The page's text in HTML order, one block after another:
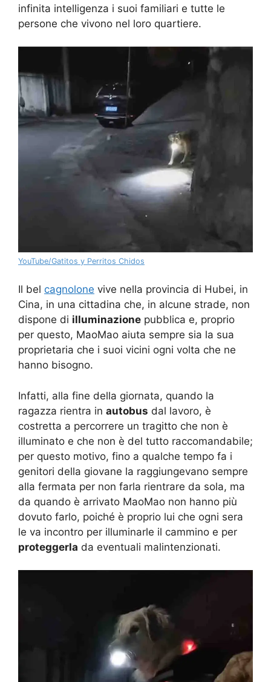
infinita intelligenza i suoi familiari e tutte le
persone che vivono nel loro quartiere.
YouTube/Gatitos y Perritos Chidos
Il bel cagnolone vive nella provincia di Hubei, in
Cina, in una cittadina che, in alcune strade, non
dispone di illuminazione pubblica e, proprio
per questo, MaoMao aiuta sempre sia la sua
proprietaria che i suoi vicini ogni volta che ne
hanno bisogno.
Infatti, alla fine della giornata, quando la
ragazza rientra in autobus dal lavoro, è
costretta a percorrere un tragitto che non è
illuminato e che non è del tutto raccomandabile;
per questo motivo, fino a qualche tempo fa i
genitori della giovane la raggiungevano sempre
alla fermata per non farla rientrare da sola, ma
da quando è arrivato MaoMao non hanno più
dovuto farlo, poiché è proprio lui che ogni sera
le va incontro per illuminarle il cammino e per
proteggerla da eventuali malintenzionati.